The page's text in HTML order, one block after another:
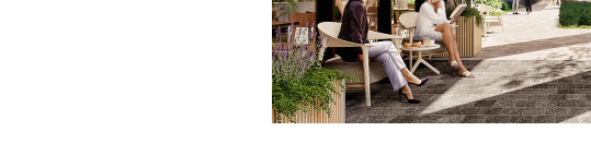
pliki cookie w celach zapewnienia prawidłowego działania Serwisu,
ustawień i wszelkich wyborów dokonywanych w Serwisie, poprawy
sposób użytkownicy korzystają z Serwisu, ulepszania Serwisu,
użytkowników, tworzenia statystyk użytkowania Serwisu oraz w celach